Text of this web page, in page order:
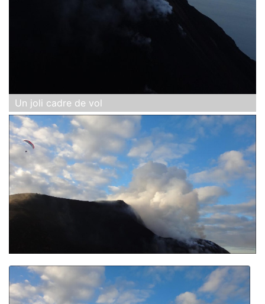
Un joli cadre de vol